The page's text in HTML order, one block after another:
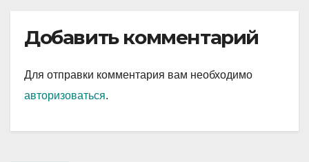
Добавить комментарий
Для отправки комментария вам необходимо
авторизоваться.